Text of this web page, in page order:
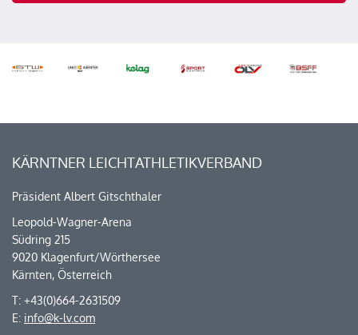
KÄRNTNER LEICHTATHLETIKVERBAND
Präsident Albert Gitschthaler
Leopold-Wagner-Arena
Südring 215
9020 Klagenfurt/Wörthersee
Kärnten, Österreich
T: +43(0)664-2631509
E: info@k-lv.com